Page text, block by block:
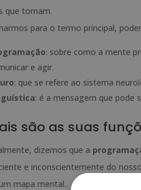
que tomam.
para o termo principal,
: sobre como a mente
e agir.
: que se refere ao sistema
: é a mensagem que pode
são as suas
dizemos que a
e inconscientemente do
mapa mental..